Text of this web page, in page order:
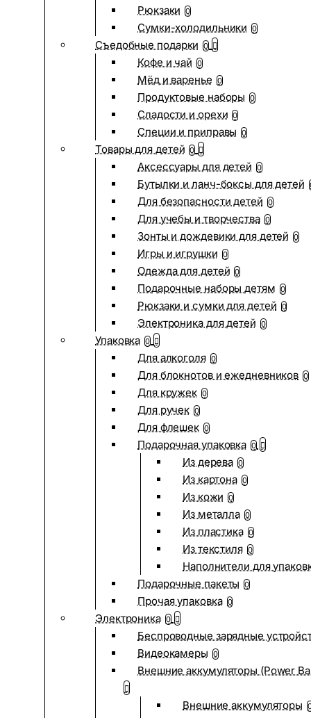
Рюкзаки 0
Сумки-холодильники 0
Съедобные подарки 0
Кофе и чай 0
Мёд и варенье 0
Продуктовые наборы 0
Сладости и орехи 0
Специи и приправы 0
Товары для детей 0
Аксессуары для детей 0
Бутылки и ланч-боксы для детей
Для безопасности детей 0
Для учебы и творчества 0
Зонты и дождевики для детей 0
Игры и игрушки 0
Одежда для детей 0
Подарочные наборы детям 0
Рюкзаки и сумки для детей 0
Электроника для детей 0
Упаковка 0
Для алкоголя 0
Для блокнотов и ежедневников 0
Для кружек 0
Для ручек 0
Для флешек 0
Подарочная упаковка 0
Из дерева 0
Из картона 0
Из кожи 0
Из металла 0
Из пластика 0
Из текстиля 0
Наполнители для
Подарочные пакеты 0
Прочая упаковка 0
Электроника 0
Беспроводные зарядные
Видеокамеры 0
Внешние аккумуляторы (Power
Внешние аккумуляторы